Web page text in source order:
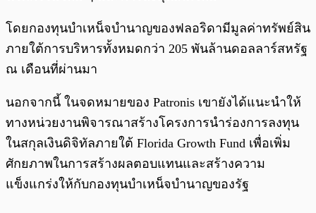
โดยกองทุนบำเหน็จบำนาญของฟลอริดามีมูลค่าทรัพย์สิน
ภายใต้การบริหารทั้งหมดกว่า 205 พันล้านดอลลาร์สหรัฐ
ณ เดือนที่ผ่านมา
นอกจากนี้ ในจดหมายของ Patronis เขายังได้แนะนำให้
ทางหน่วยงานพิจารณาสร้างโครงการนำร่องการลงทุน
ในสกุลเงินดิจิทัลภายใต้ Florida Growth Fund เพื่อเพิ่ม
ศักยภาพในการสร้างผลตอบแทนและสร้างความ
แข็งแกร่งให้กับกองทุนบำเหน็จบำนาญของรัฐ